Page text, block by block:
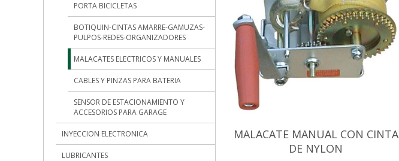
MALACATE MANUAL CON CINTA
DE NYLON
PORTA BICICLETAS
BOTIQUIN-CINTAS AMARRE-GAMUZAS-
PULPOS-REDES-ORGANIZADORES
MALACATES ELECTRICOS Y MANUALES
CABLES Y PINZAS PARA BATERIA
SENSOR DE ESTACIONAMIENTO Y
ACCESORIOS PARA GARAGE
INYECCION ELECTRONICA
LUBRICANTES